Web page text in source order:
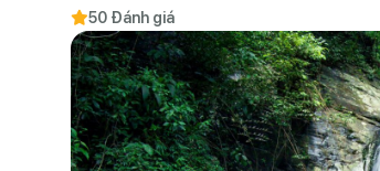
50 Đánh giá